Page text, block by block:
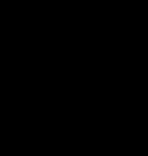
размер и оплатила.